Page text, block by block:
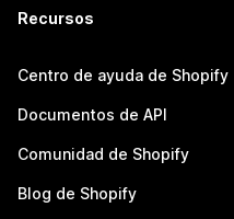
Recursos
Centro de ayuda de Shopify
Documentos de API
Comunidad de Shopify
Blog de Shopify